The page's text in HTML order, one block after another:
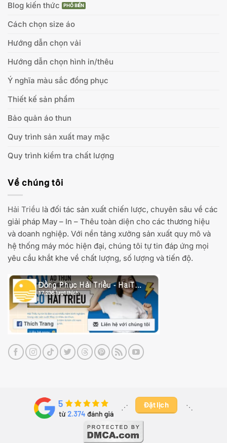
Blog kiến thức
Cách chọn size áo
Hướng dẫn chọn vải
Hướng dẫn chọn hình in/thêu
Ý nghĩa màu sắc đồng phục
Thiết kế sản phẩm
Bảo quản áo thun
Quy trình sản xuất may mặc
Quy trình kiểm tra chất lượng
Về chúng tôi
Hải Triều là đối tác sản xuất chiến lược, chuyên sâu về các
giải pháp May – In – Thêu toàn diện cho các thương hiệu
và doanh nghiệp. Với nền tảng xưởng sản xuất quy mô và
hệ thống máy móc hiện đại, chúng tôi tự tin đáp ứng mọi
yêu cầu khắt khe về chất lượng, số lượng và tiến độ.
⋰ ​ Đặt lịch ⋱